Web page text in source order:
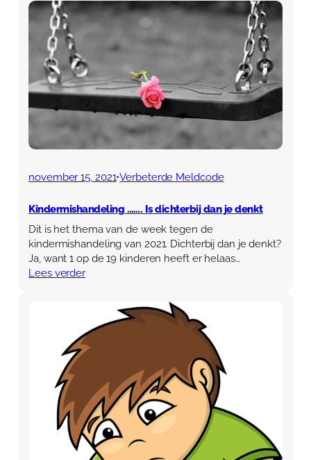
november 15, 2021•Verbeterde Meldcode
Kindermishandeling ……. Is dichterbij dan je denkt
Dit is het thema van de week tegen de
kindermishandeling van 2021. Dichterbij dan je denkt?
Ja, want 1 op de 19 kinderen heeft er helaas…
Lees verder